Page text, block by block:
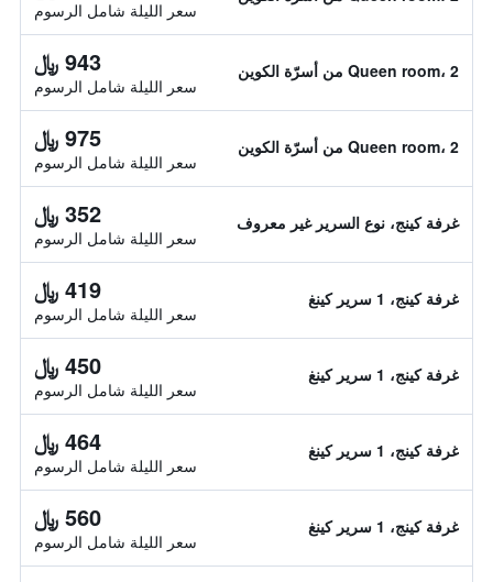
سعر الليلة شامل الرسوم
Queen room، 2 من أسرّة الكوين 943 ﷼
سعر الليلة شامل الرسوم
Queen room، 2 من أسرّة الكوين 975 ﷼
سعر الليلة شامل الرسوم
غرفة كينج، نوع السرير غير معروف 352 ﷼
سعر الليلة شامل الرسوم
غرفة كينج، 1 سرير كينغ 419 ﷼
سعر الليلة شامل الرسوم
غرفة كينج، 1 سرير كينغ 450 ﷼
سعر الليلة شامل الرسوم
غرفة كينج، 1 سرير كينغ 464 ﷼
سعر الليلة شامل الرسوم
غرفة كينج، 1 سرير كينغ 560 ﷼
سعر الليلة شامل الرسوم